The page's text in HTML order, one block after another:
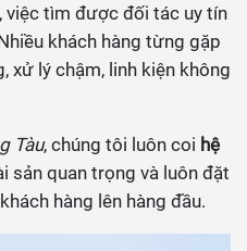
, việc tìm được đối tác uy tín
khách hàng từng gặp
xử lý chậm, linh kiện không
Tàu, chúng tôi luôn coi hệ
sản quan trọng và luôn đặt
hàng lên hàng đầu.